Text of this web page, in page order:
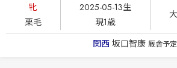
牝
栗毛
2025-05-13生
現1歳
関西 坂口智康 厩舎予定